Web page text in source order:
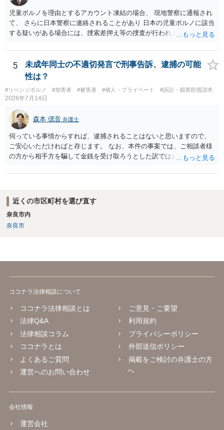
児童ポルノを理由とするアカウント凍結の場合、 現地警察に通報され
て、 さらに日本警察に連絡されることがあり 日本の児童ポルノに該当
する疑いがある場合には、捜索差押え等の捜査が行われます。 実際に
ください。
5
未成年同士の不適切発言で刑事告訴、逮捕の可能
性は？
#リベンジポルノ #加害者 #被害者 #個人・プライベート #訴訟・損害賠償請求
2026年7月14日
森本 偲音 弁護士
伺っている事情からすれば、逮捕されることはないと思いますので、
ご安心いただければと存じます。 なお、本件の事案では、ご相談者様
の方から相手方を騙して金銭を受け取ろうとした訳ではありませんの
近くの市区町村を選び直す
奈良市内
奈良市
ココナラ法律相談について
ココナラ法律相談とは
法律Q&A
法律相談コラム
ココナラとは
よくあるご質問
運営へのお問い合わせ
ご意見・ご要望
利用規約
プライバシーポリシー
外部送信ポリシー
掲載をご検討の弁護士の方
へ
会社情報
運営会社